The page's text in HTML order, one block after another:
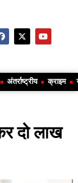
अंतर्राष्ट्रीय क्राइम
दो लाख